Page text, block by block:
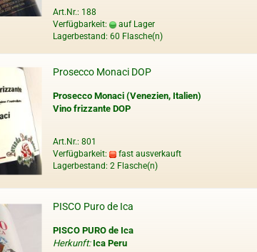
Art.Nr.: 188
Verfügbarkeit:
auf Lager
Lagerbestand: 60 Flasche(n)
Prosecco Monaci DOP
Prosecco Monaci (Venezien, Italien)
Vino frizzante DOP
Art.Nr.: 801
Verfügbarkeit:
fast ausverkauft
Lagerbestand: 2 Flasche(n)
PISCO Puro de Ica
PISCO PURO de Ica
Herkunft: Ica Peru